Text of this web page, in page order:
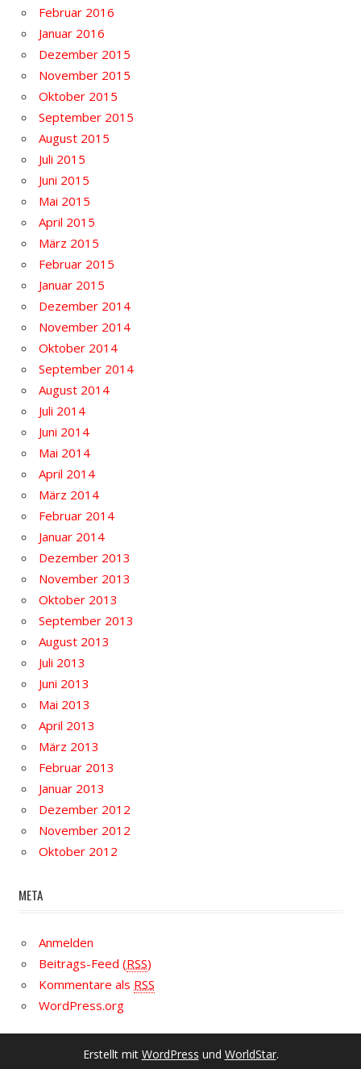
Februar 2016
Januar 2016
Dezember 2015
November 2015
Oktober 2015
September 2015
August 2015
Juli 2015
Juni 2015
Mai 2015
April 2015
März 2015
Februar 2015
Januar 2015
Dezember 2014
November 2014
Oktober 2014
September 2014
August 2014
Juli 2014
Juni 2014
Mai 2014
April 2014
März 2014
Februar 2014
Januar 2014
Dezember 2013
November 2013
Oktober 2013
September 2013
August 2013
Juli 2013
Juni 2013
Mai 2013
April 2013
März 2013
Februar 2013
Januar 2013
Dezember 2012
November 2012
Oktober 2012
META
Anmelden
Beitrags-Feed (RSS)
Kommentare als RSS
WordPress.org
Erstellt mit WordPress und WorldStar.